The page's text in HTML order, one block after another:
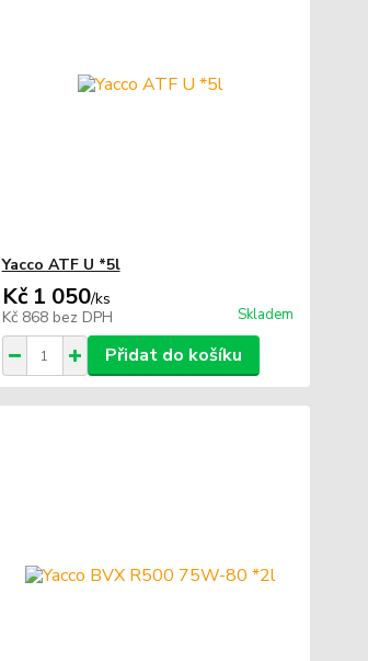
Yacco ATF U *5l
Kč 1 050/ks
Kč 868 bez DPH Skladem
Přidat do košíku